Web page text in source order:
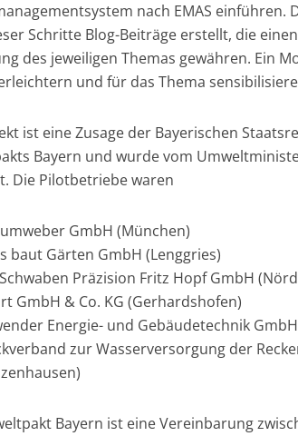
nach EMAS
Schritte Blog-Beiträge erstellt, die
des jeweiligen Themas gewähren. Ein
und für das Thema
ist eine Zusage der Bayerischen
Bayern und wurde vom
Die Pilotbetriebe waren
GmbH (München)
baut Gärten GmbH (Lenggries)
Präzision Fritz Hopf GmbH
GmbH & Co. KG (Gerhardshofen)
Energie- und Gebäudetechnik
zur Wasserversorgung der
Bayern ist eine Vereinbarung